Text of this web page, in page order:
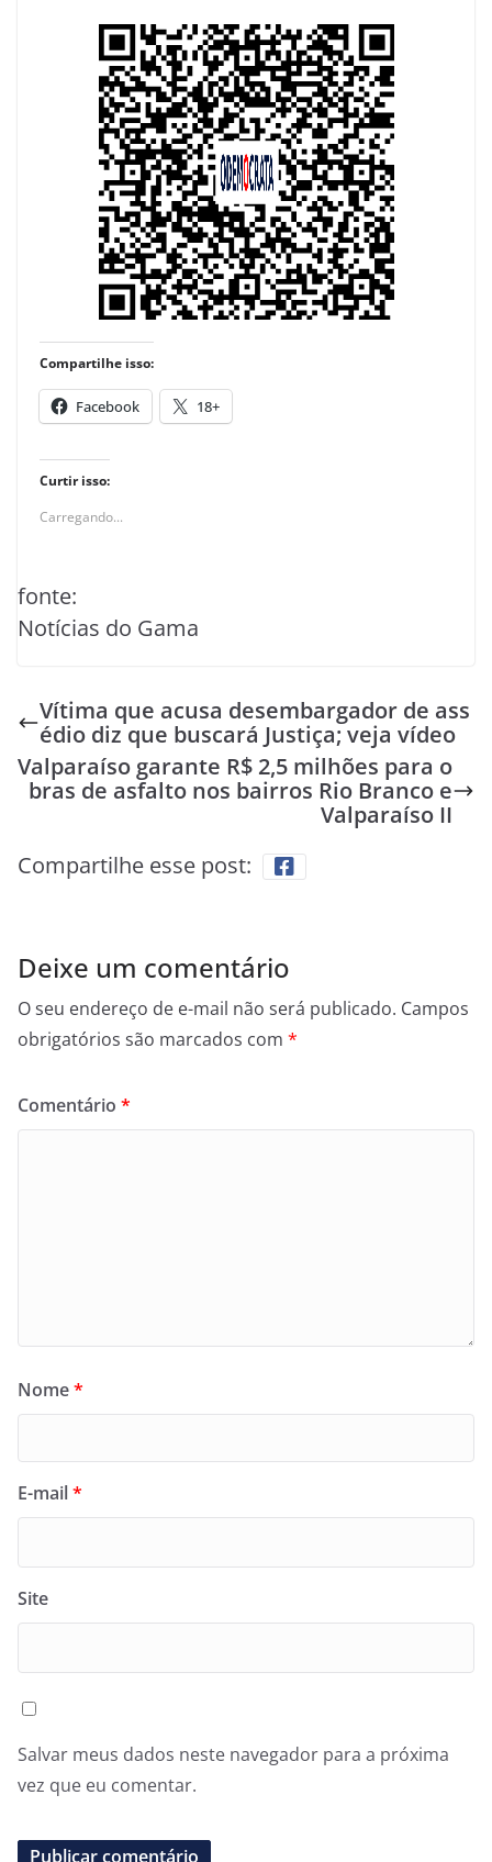
Compartilhe isso:
Facebook 18+
Curtir isso:
Carregando...
fonte:
Notícias do Gama
Vítima que acusa desembargador de ass
édio diz que buscará Justiça; veja vídeo
Valparaíso garante R$ 2,5 milhões para o
bras de asfalto nos bairros Rio Branco e
Valparaíso II
Compartilhe esse post:
Deixe um comentário
O seu endereço de e-mail não será publicado. Campos
obrigatórios são marcados com *
Comentário *
Nome*
E-mail*
Site
Salvar meus dados neste navegador para a próxima
vez que eu comentar.